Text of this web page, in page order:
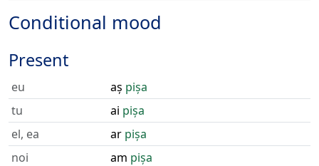
Conditional mood
Present
eu aș pișa
tu
ai pișa
el, ea
ar pișa
noi
am pișa